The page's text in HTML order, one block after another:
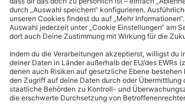
ALDI Nord folgen